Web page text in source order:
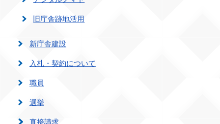
旧庁舎跡地活用
新庁舎建設
入札・契約について
職員
選挙
直接請求